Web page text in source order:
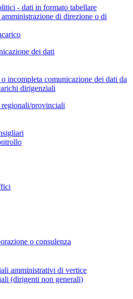
- dati in formato tabellare
di direzione o di
dei dati
incompleta comunicazione dei dati da
dirigenziali
provinciali
o consulenza
amministrativi di vertice
(dirigenti non generali)